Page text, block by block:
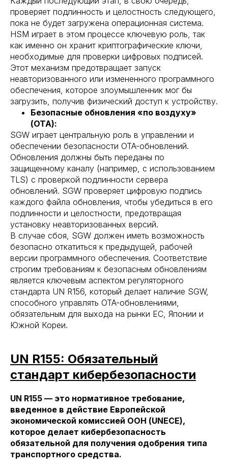
проверяет подлинность и целостность следующего,
пока не будет загружена операционная система.
HSM играет в этом процессе ключевую роль, так
как именно он хранит криптографические ключи,
необходимые для проверки цифровых подписей.
Этот механизм предотвращает запуск
неавторизованного или измененного программного
обеспечения, которое злоумышленник мог бы
загрузить, получив физический доступ к устройству.
Безопасные обновления «по воздуху»
(OTA):
SGW играет центральную роль в управлении и
обеспечении безопасности OTA-обновлений.
Обновления должны быть переданы по
защищенному каналу (например, с использованием
TLS) с проверкой подлинности сервера
обновлений. SGW проверяет цифровую подпись
каждого файла обновления, чтобы убедиться в его
подлинности и целостности, предотвращая
установку неавторизованных версий.
В случае сбоя, SGW должен иметь возможность
безопасно откатиться к предыдущей, рабочей
версии программного обеспечения. Соответствие
строгим требованиям к безопасным обновлениям
является ключевым аспектом регуляторного
стандарта UN R156, который делает наличие SGW,
способного управлять OTA-обновлениями,
обязательным для выхода на рынки ЕС, Японии и
Южной Кореи.
UN R155: Обязательный
стандарт кибербезопасности
UN R155 — это нормативное требование,
введенное в действие Европейской
экономической комиссией ООН (UNECE),
которое делает кибербезопасность
обязательной для получения одобрения типа
транспортного средства.